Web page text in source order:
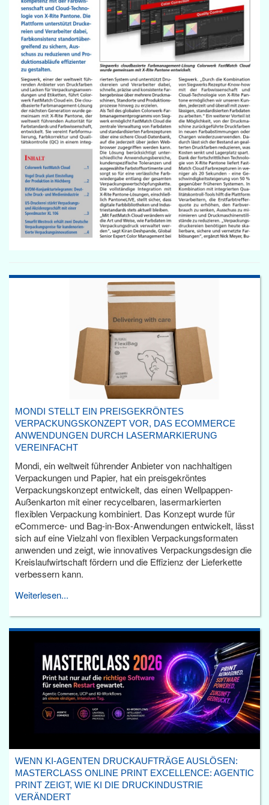
MONDI STELLT EIN PREISGEKRÖNTES
VERPACKUNGSKONZEPT VOR, DAS ECOMMERCE
ANWENDUNGEN DURCH LASERMARKIERUNG
VEREINFACHT
Mondi, ein weltweit führender Anbieter von nachhaltigen
Verpackungen und Papier, hat ein preisgekröntes
Verpackungskonzept entwickelt, das einen Wellpappen-
Außenkarton mit einer recycelbaren, lasermarkierten
flexiblen Verpackung kombiniert. Das Konzept wurde für
eCommerce- und Bag-in-Box-Anwendungen entwickelt, lässt
sich auf eine Vielzahl von flexiblen Verpackungsformaten
anwenden und zeigt, wie innovatives Verpackungsdesign die
Kreislaufwirtschaft fördern und die Effizienz der Lieferkette
verbessern kann.
Weiterlesen...
WENN KI-AGENTEN DRUCKAUFTRÄGE AUSLÖSEN:
MASTERCLASS ONLINE PRINT EXCELLENCE: AGENTIC
PRINT ZEIGT, WIE KI DIE DRUCKINDUSTRIE
VERÄNDERT